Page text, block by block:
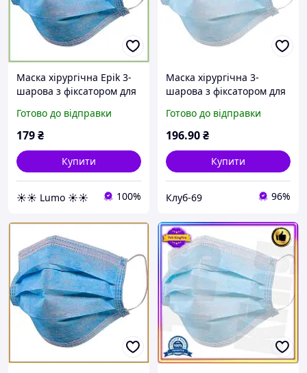
Маска хірургічна Epik 3-
шарова з фіксатором для
упаковка 50 шт.
Готово до відправки
179₴
Купити
☀️☀️ Lumo ☀️☀️ 100%
Маска хірургічна 3-
шарова з фіксатором для
Блакитний " KLB"
Готово до відправки
196.90₴
Купити
Клуб-69 96%